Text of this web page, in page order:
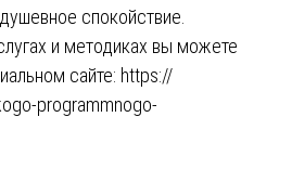
спокойствие.
и методиках вы можете
сайте: https://
programmnogo-